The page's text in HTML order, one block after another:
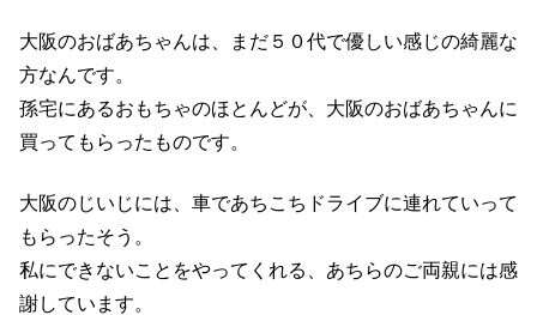
大阪のおばあちゃんは、まだ５０代で優しい感じの綺麗な
方なんです。
孫宅にあるおもちゃのほとんどが、大阪のおばあちゃんに
買ってもらったものです。
大阪のじいじには、車であちこちドライブに連れていって
もらったそう。
私にできないことをやってくれる、あちらのご両親には感
謝しています。